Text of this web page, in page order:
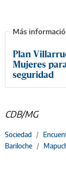
Plan
Mujeres
seguridad
CDB/MG
Sociedad /
Bariloche /